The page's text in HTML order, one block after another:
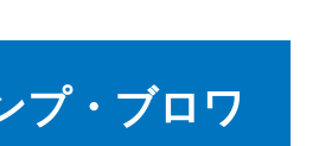
プ・ブロワ